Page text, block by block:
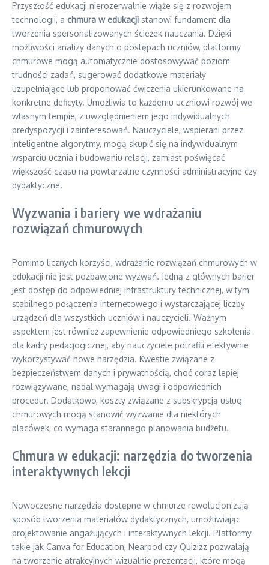
Przyszłość edukacji nierozerwalnie wiąże się z rozwojem
technologii, a chmura w edukacji stanowi fundament dla
tworzenia spersonalizowanych ścieżek nauczania. Dzięki
możliwości analizy danych o postępach uczniów, platformy
chmurowe mogą automatycznie dostosowywać poziom
trudności zadań, sugerować dodatkowe materiały
uzupełniające lub proponować ćwiczenia ukierunkowane na
konkretne deficyty. Umożliwia to każdemu uczniowi rozwój we
własnym tempie, z uwzględnieniem jego indywidualnych
predyspozycji i zainteresowań. Nauczyciele, wspierani przez
inteligentne algorytmy, mogą skupić się na indywidualnym
wsparciu ucznia i budowaniu relacji, zamiast poświęcać
większość czasu na powtarzalne czynności administracyjne czy
dydaktyczne.
Wyzwania i bariery we wdrażaniu
rozwiązań chmurowych
Pomimo licznych korzyści, wdrażanie rozwiązań chmurowych w
edukacji nie jest pozbawione wyzwań. Jedną z głównych barier
jest dostęp do odpowiedniej infrastruktury technicznej, w tym
stabilnego połączenia internetowego i wystarczającej liczby
urządzeń dla wszystkich uczniów i nauczycieli. Ważnym
aspektem jest również zapewnienie odpowiedniego szkolenia
dla kadry pedagogicznej, aby nauczyciele potrafili efektywnie
wykorzystywać nowe narzędzia. Kwestie związane z
bezpieczeństwem danych i prywatnością, choć coraz lepiej
rozwiązywane, nadal wymagają uwagi i odpowiednich
procedur. Dodatkowo, koszty związane z subskrypcją usług
chmurowych mogą stanowić wyzwanie dla niektórych
placówek, co wymaga starannego planowania budżetu.
Chmura w edukacji: narzędzia do tworzenia
interaktywnych lekcji
Nowoczesne narzędzia dostępne w chmurze rewolucjonizują
sposób tworzenia materiałów dydaktycznych, umożliwiając
projektowanie angażujących i interaktywnych lekcji. Platformy
takie jak Canva for Education, Nearpod czy Quizizz pozwalają
na tworzenie atrakcyjnych wizualnie prezentacji, które mogą